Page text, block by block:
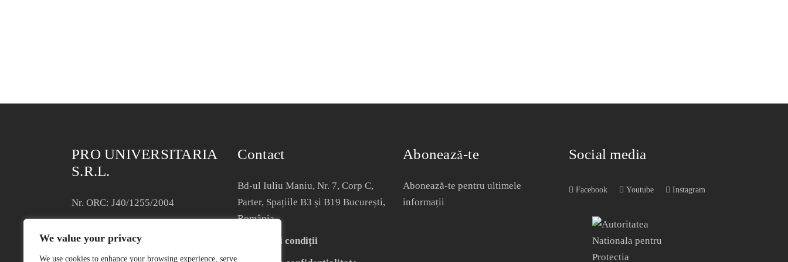
We value your privacy
We use cookies to enhance your browsing experience, serve
PRO UNIVERSITARIA
S.R.L.
Nr. ORC: J40/1255/2004
Condiții generale de vânzare
Contact
Bd-ul Iuliu Maniu, Nr. 7, Corp C,
Parter, Spațiile B3 și B19 București,
România
Termeni și condiții
Abonează-te
Abonează-te pentru ultimele
informații
Social media
Facebook Youtube Instagram